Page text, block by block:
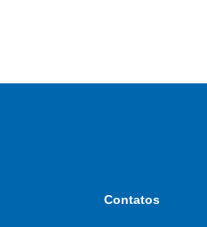
Contatos